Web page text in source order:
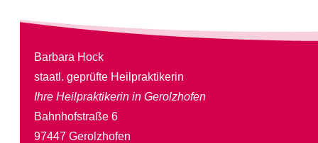
Barbara Hock
staatl. geprüfte Heilpraktikerin
Ihre Heilpraktikerin in Gerolzhofen
Bahnhofstraße 6
97447 Gerolzhofen